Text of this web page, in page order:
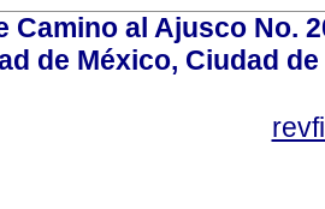
Camino al Ajusco No.
de México, Ciudad